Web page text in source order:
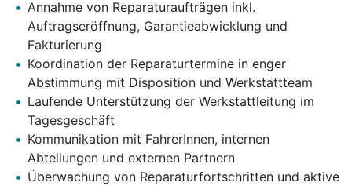
Annahme von Reparaturaufträgen inkl.
Auftragseröffnung, Garantieabwicklung und
Fakturierung
Koordination der Reparaturtermine in enger
Abstimmung mit Disposition und Werkstattteam
Laufende Unterstützung der Werkstattleitung im
Tagesgeschäft
Kommunikation mit FahrerInnen, internen
Abteilungen und externen Partnern
Überwachung von Reparaturfortschritten und aktive